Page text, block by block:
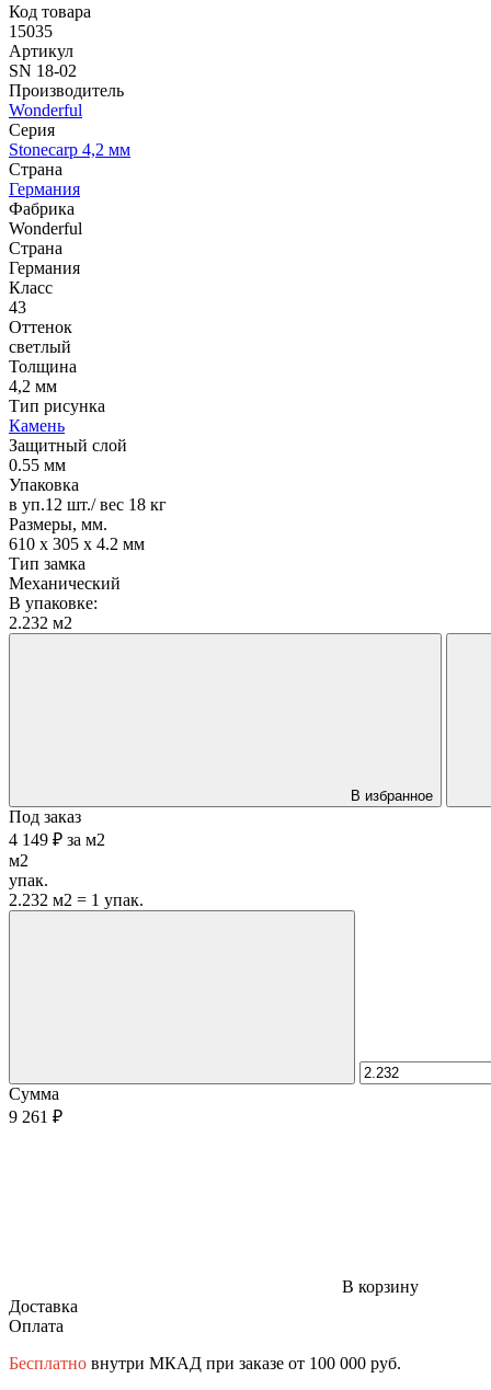
Код товара
15035
Артикул
SN 18-02
Производитель
Wonderful
Серия
Stonecarp 4,2 мм
Страна
Германия
Фабрика
Wonderful
Страна
Германия
Класс
43
Оттенок
светлый
Толщина
4,2 мм
Тип рисунка
Камень
Защитный слой
0.55 мм
Упаковка
в уп.12 шт./ вес 18 кг
Размеры, мм.
610 х 305 х 4.2 мм
Тип замка
Механический
В упаковке:
2.232 м2
В избранное
Под заказ
4 149 ₽ за м2
м2
упак.
2.232 м2 = 1 упак.
Сумма
9 261 ₽
В корзину
Доставка
Оплата
Бесплатно внутри МКАД при заказе от 100 000 руб.